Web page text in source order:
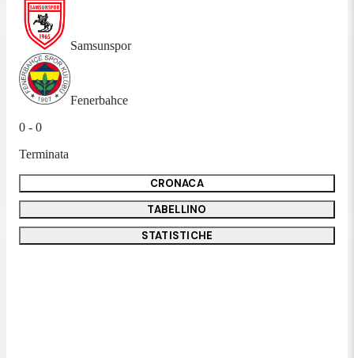
Samsunspor
Fenerbahce
0 - 0
Terminata
CRONACA
TABELLINO
STATISTICHE